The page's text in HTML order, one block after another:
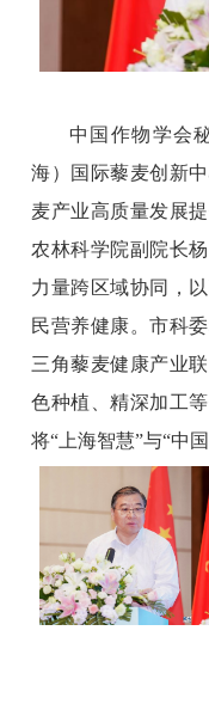
中国作物学会
海）国际藜麦创新
麦产业高质量发展
农林科学院副院长
力量跨区域协同，
民营养健康。市科
三角藜麦健康产业
色种植、精深加工
将“上海智慧”与“中